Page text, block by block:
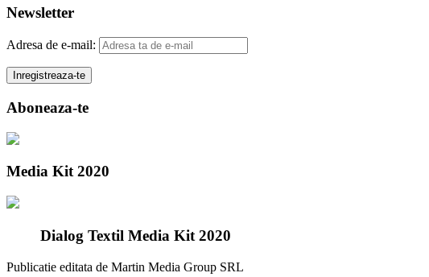
Newsletter
Adresa de e-mail:
Aboneaza-te
Media Kit 2020
Dialog Textil Media Kit 2020
Publicatie editata de Martin Media Group SRL